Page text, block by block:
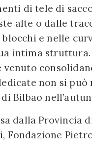
di tele di
alte o dalle
e nelle
intima
venuto
non si
Bilbao
dalla Provincia